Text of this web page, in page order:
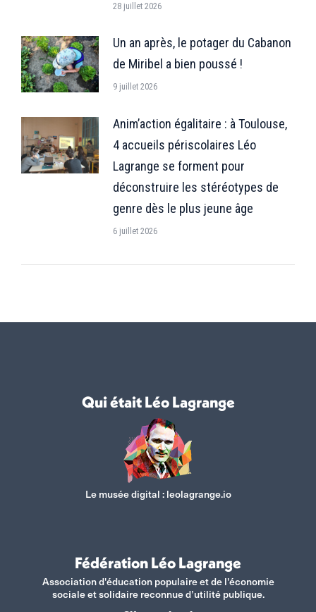
28 juillet 2026
Un an après, le potager du Cabanon
de Miribel a bien poussé !
9 juillet 2026
Anim’action égalitaire : à Toulouse,
4 accueils périscolaires Léo
Lagrange se forment pour
déconstruire les stéréotypes de
genre dès le plus jeune âge
6 juillet 2026
Qui était Léo Lagrange
Le musée digital : leolagrange.io
Fédération Léo Lagrange
Association d'éducation populaire et de l'économie
sociale et solidaire reconnue d’utilité publique.